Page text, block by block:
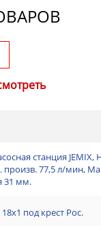
станция
77,5 л/мин,
31 мм.
под крест Рос.